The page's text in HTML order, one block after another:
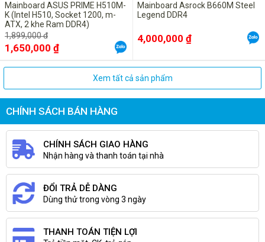
Mainboard ASUS PRIME H510M-
K (Intel H510, Socket 1200, m-
ATX, 2 khe Ram DDR4)
1,899,000 đ
1,650,000 ₫
Mainboard Asrock B660M Steel
Legend DDR4
4,000,000 ₫
Xem tất cả sản phẩm
CHÍNH SÁCH BÁN HÀNG
CHÍNH SÁCH GIAO HÀNG
Nhận hàng và thanh toán tại nhà
ĐỔI TRẢ DỄ DÀNG
Dùng thử trong vòng 3 ngày
THANH TOÁN TIỆN LỢI